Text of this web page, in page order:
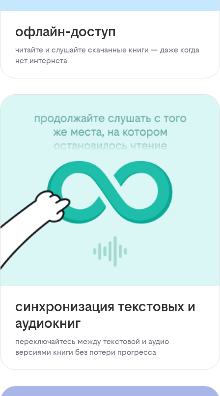
офлайн-доступ
читайте и слушайте скачанные книги — даже когда
нет интернета
синхронизация текстовых и
аудиокниг
переключайтесь между текстовой и аудио
версиями книги без потери прогресса